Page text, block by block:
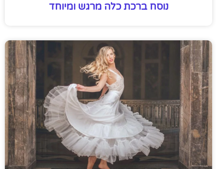
נוסח ברכת כלה מרגש ומיוחד